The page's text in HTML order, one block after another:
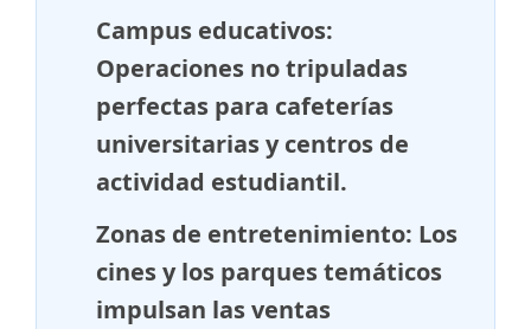
Campus educativos:
Operaciones no tripuladas
perfectas para cafeterías
universitarias y centros de
actividad estudiantil.
Zonas de entretenimiento: Los
cines y los parques temáticos
impulsan las ventas